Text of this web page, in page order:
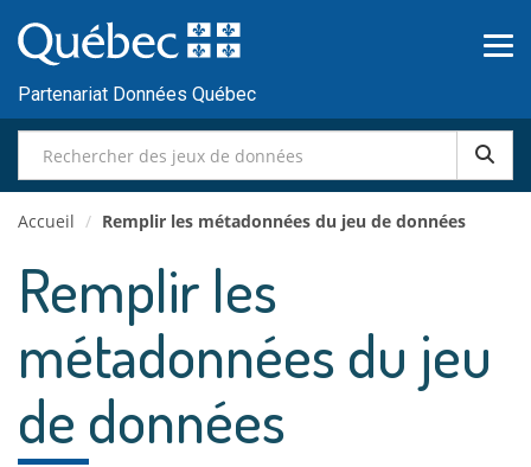
au
contenu
Partenariat Données Québec
Accueil / Remplir les métadonnées du jeu de données
Remplir les
métadonnées du jeu
de données